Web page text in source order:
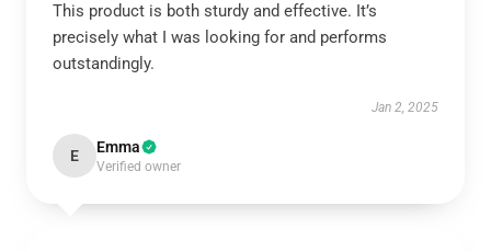
This product is both sturdy and effective. It’s
precisely what I was looking for and performs
outstandingly.
Jan 2, 2025
E Emma
Verified owner